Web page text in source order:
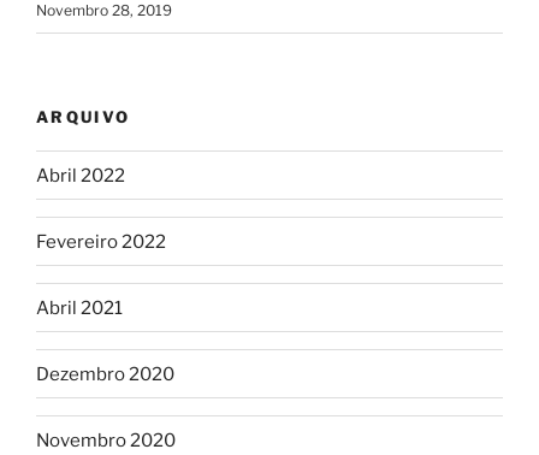
Novembro 28, 2019
ARQUIVO
Abril 2022
Fevereiro 2022
Abril 2021
Dezembro 2020
Novembro 2020